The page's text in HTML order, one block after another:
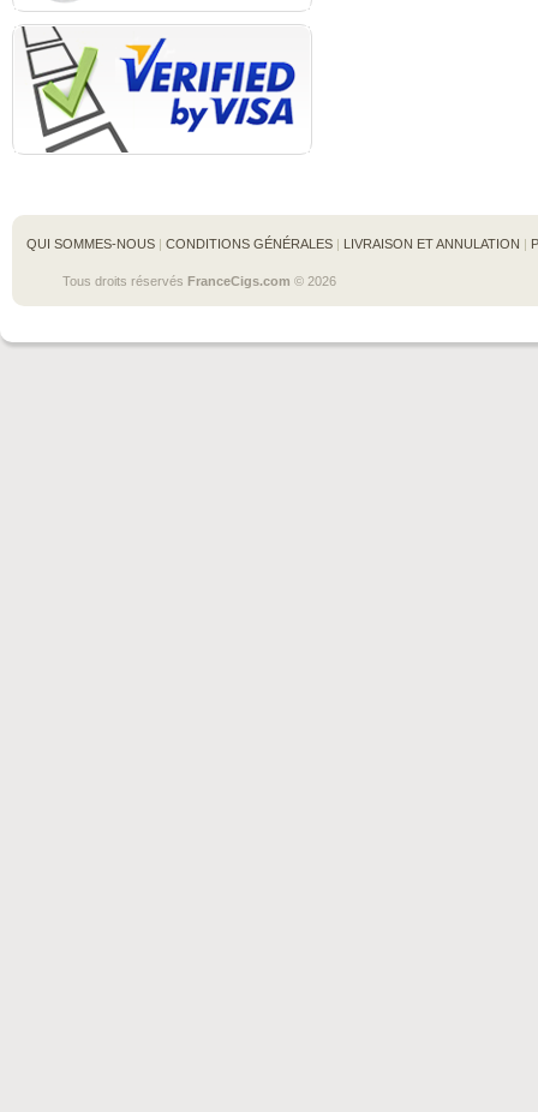
QUI SOMMES-NOUS | CONDITIONS GÉNÉRALES | LIVRAISON ET ANNULATION |
Tous droits réservés FranceCigs.com © 2026